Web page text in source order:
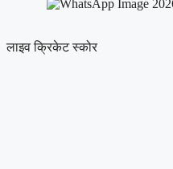
लाइव क्रिकेट स्कोर